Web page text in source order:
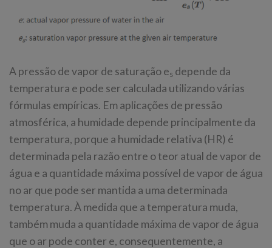
A pressão de vapor de saturação es depende da
temperatura e pode ser calculada utilizando várias
fórmulas empíricas. Em aplicações de pressão
atmosférica, a humidade depende principalmente da
temperatura, porque a humidade relativa (HR) é
determinada pela razão entre o teor atual de vapor de
água e a quantidade máxima possível de vapor de água
no ar que pode ser mantida a uma determinada
temperatura. À medida que a temperatura muda,
também muda a quantidade máxima de vapor de água
que o ar pode conter e, consequentemente, a